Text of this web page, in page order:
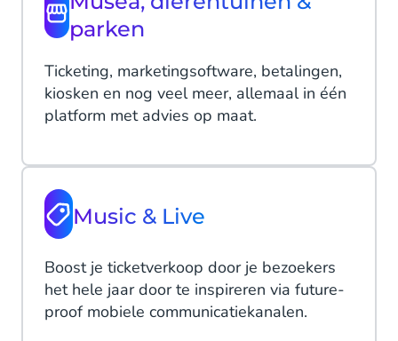
parken
Ticketing, marketingsoftware, betalingen,
kiosken en nog veel meer, allemaal in één
platform met advies op maat.
Music & Live
Boost je ticketverkoop door je bezoekers
het hele jaar door te inspireren via future-
proof mobiele communicatiekanalen.